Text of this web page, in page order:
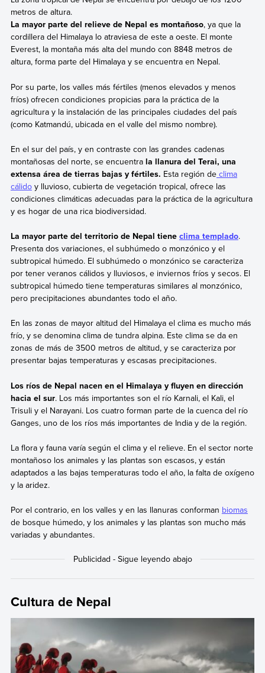
metros de altura.
La mayor parte del relieve de Nepal es montañoso, ya que la
cordillera del Himalaya lo atraviesa de este a oeste. El monte
Everest, la montaña más alta del mundo con 8848 metros de
altura, forma parte del Himalaya y se encuentra en Nepal.
Por su parte, los valles más fértiles (menos elevados y menos
fríos) ofrecen condiciones propicias para la práctica de la
agricultura y la instalación de las principales ciudades del país
(como Katmandú, ubicada en el valle del mismo nombre).
En el sur del país, y en contraste con las grandes cadenas
montañosas del norte, se encuentra la llanura del Terai, una
extensa área de tierras bajas y fértiles. Esta región declima
cálidoy lluvioso, cubierta de vegetación tropical, ofrece las
condiciones climáticas adecuadas para la práctica de la agricultura
y es hogar de una rica biodiversidad.
La mayor parte del territorio de Nepal tiene clima templado.
Presenta dos variaciones, el subhúmedo o monzónico y el
subtropical húmedo. El subhúmedo o monzónico se caracteriza
por tener veranos cálidos y lluviosos, e inviernos fríos y secos. El
subtropical húmedo tiene temperaturas similares al monzónico,
pero precipitaciones abundantes todo el año.
En las zonas de mayor altitud del Himalaya el clima es mucho más
frío, y se denomina clima de tundra alpina. Este clima se da en
zonas de más de 3500 metros de altitud, y se caracteriza por
presentar bajas temperaturas y escasas precipitaciones.
Los ríos de Nepal nacen en el Himalaya y fluyen en dirección
hacia el sur. Los más importantes son el río Karnali, el Kali, el
Trisuli y el Narayani. Los cuatro forman parte de la cuenca del río
Ganges, uno de los ríos más importantes de India y de la región.
La flora y fauna varía según el clima y el relieve. En el sector norte
montañoso los animales y las plantas son escasos, y están
adaptados a las bajas temperaturas todo el año, la falta de oxígeno
y la aridez.
Por el contrario, en los valles y en las llanuras conforman biomas
de bosque húmedo, y los animales y las plantas son mucho más
variadas y abundantes.
Cultura de Nepal